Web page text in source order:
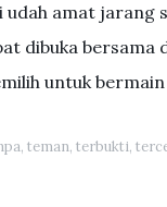
amat jarang
dibuka bersama
untuk
, teman, terbukti,